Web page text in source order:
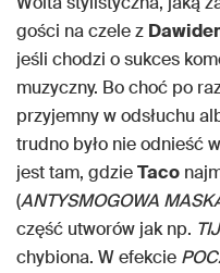
gości na czele z
jeśli chodzi o sukces
muzyczny. Bo choć po
przyjemny w odsłuchu
trudno było nie odnieść
jest tam, gdzieTaco
(ANTYSMOGOWA
część utworów jak np.
chybiona. W efekcie